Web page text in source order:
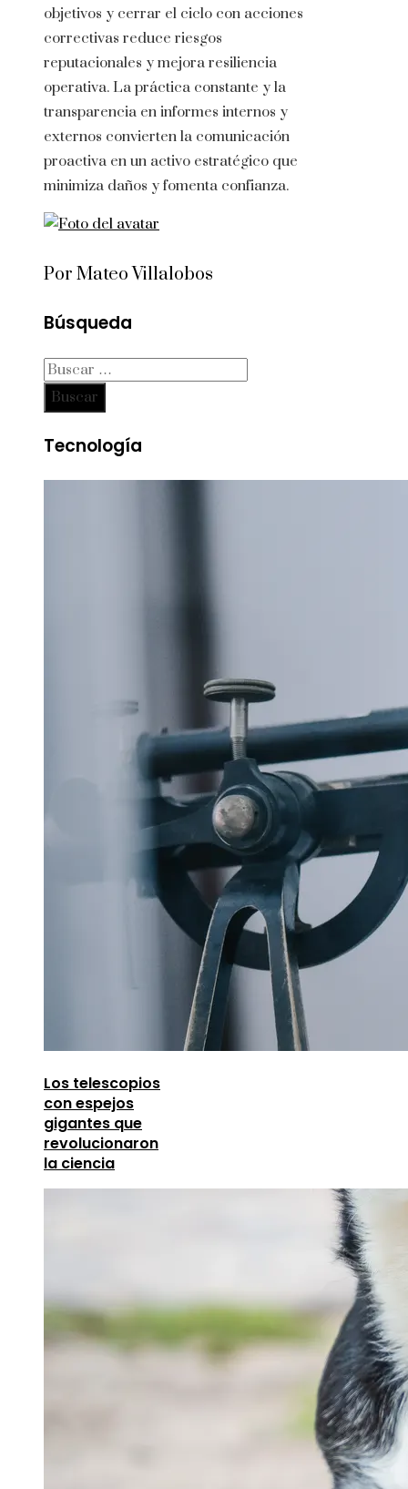
objetivos y cerrar el ciclo con acciones
correctivas reduce riesgos
reputacionales y mejora resiliencia
operativa. La práctica constante y la
transparencia en informes internos y
externos convierten la comunicación
proactiva en un activo estratégico que
minimiza daños y fomenta confianza.
Por Mateo Villalobos
Búsqueda
Buscar:
Tecnología
Los telescopios
con espejos
gigantes que
revolucionaron
la ciencia